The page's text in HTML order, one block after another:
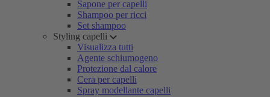
Sapone per capelli
Shampoo per ricci
Set shampoo
Styling capelli
Visualizza tutti
Agente schiumogeno
Protezione dal calore
Cera per capelli
Spray modellante capelli